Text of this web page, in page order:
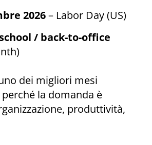
2026– Labor Day (US)
/ back-to-office
dei migliori mesi
la domanda è
produttività,